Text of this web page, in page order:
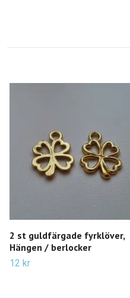
2 st guldfärgade fyrklöver,
Hängen / berlocker
12 kr